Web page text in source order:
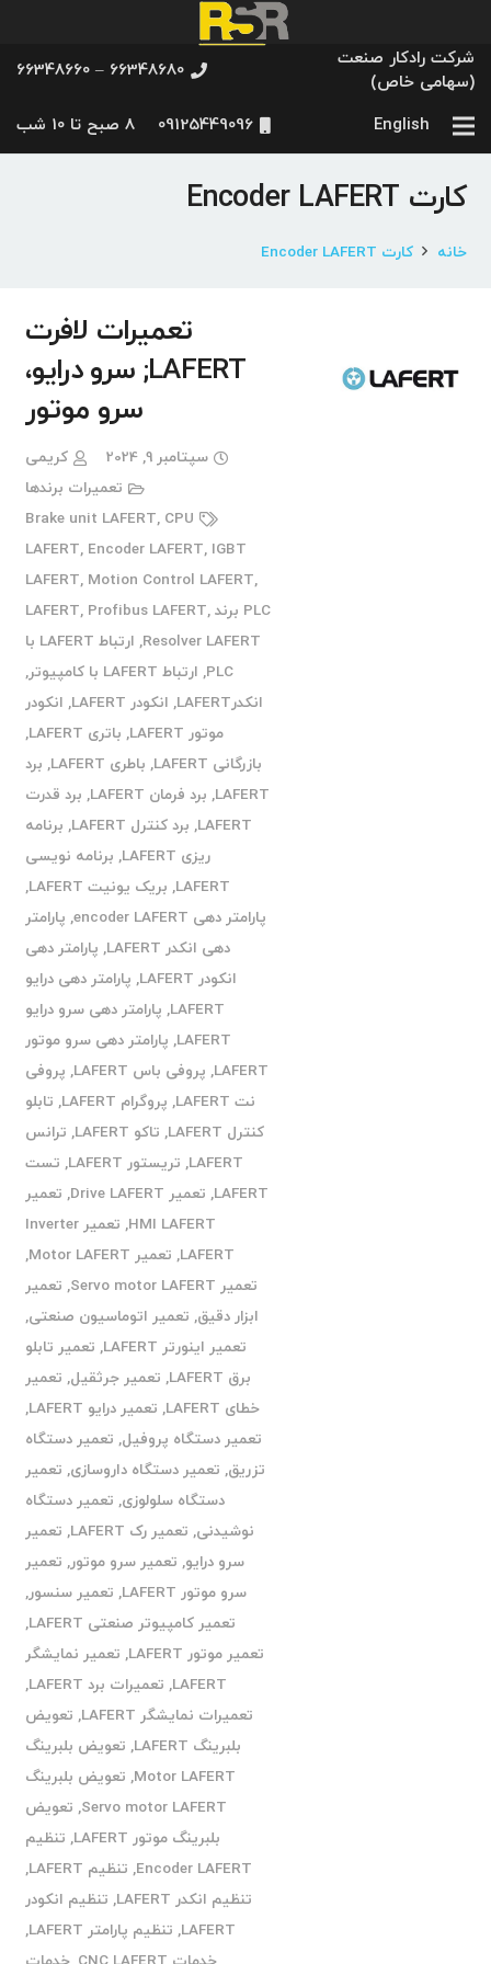
شرکت رادکار صنعت
(سهامی خاص)
66348680 – 66348660
English
09125449096 8 صبح تا 10 شب
کارت Encoder LAFERT
خانه کارت Encoder LAFERT
تعمیرات لافرت
LAFERT; سرو درایو،
سرو موتور
سپتامبر 9, 2024
کریمی
تعمیرات برندها
Brake unit LAFERT, CPU
LAFERT, Encoder LAFERT, IGBT
LAFERT, Motion Control LAFERT,
PLC برند LAFERT
, Profibus LAFERT,
Resolver LAFERT
,
ارتباط LAFERT با
PLC
, ارتباط LAFERT با کامپیوتر
,
انکدرLAFERT
, انکودر LAFERT , انکودر
موتور LAFERT
, باتری LAFERT
,
بازرگانی LAFERT
, باطری LAFERT , برد
LAFERT
, برد فرمان LAFERT , برد قدرت
LAFERT
, برد کنترل LAFERT , برنامه
ریزی LAFERT
, برنامه نویسی
LAFERT
, بریک یونیت LAFERT
,
پارامتر دهی encoder LAFERT
, پارامتر
دهی انکدر LAFERT
, پارامتر دهی
انکودر LAFERT
, پارامتر دهی درایو
LAFERT
, پارامتر دهی سرو درایو
LAFERT
, پارامتر دهی سرو موتور
LAFERT
, پروفی باس LAFERT , پروفی
نت LAFERT
, پروگرام LAFERT , تابلو
کنترل LAFERT
, تاکو LAFERT , ترانس
LAFERT
, تریستور LAFERT , تست
LAFERT
, تعمیر Drive LAFERT , تعمیر
HMI LAFERT
,
تعمیر Inverter
LAFERT
, تعمیر Motor LAFERT
,
تعمیر Servo motor LAFERT
, تعمیر
ابزار دقیق, تعمیر اتوماسیون صنعتی,
تعمیر اینورتر LAFERT
, تعمیر تابلو
برق LAFERT
, تعمیر جرثقیل, تعمیر
خطای LAFERT
, تعمیر درایو LAFERT
,
تعمیر دستگاه پروفیل, تعمیر دستگاه
تزریق, تعمیر دستگاه داروسازی, تعمیر
دستگاه سلولوزی, تعمیر دستگاه
نوشیدنی, تعمیر رک LAFERT , تعمیر
سرو درایو, تعمیر سرو موتور, تعمیر
سرو موتور LAFERT
, تعمیر سنسور,
تعمیر کامپیوتر صنعتی LAFERT
,
تعمیر موتور LAFERT
, تعمیر نمایشگر
LAFERT
, تعمیرات برد LAFERT
,
تعمیرات نمایشگر LAFERT
, تعویض
بلبرینگ LAFERT
, تعویض بلبرینگ
Motor LAFERT
, تعویض بلبرینگ
Servo motor LAFERT
, تعویض
بلبرینگ موتور LAFERT
, تنظیم
Encoder LAFERT
, تنظیم LAFERT
,
تنظیم انکدر LAFERT
, تنظیم انکودر
LAFERT
, تنظیم پارامتر LAFERT
,